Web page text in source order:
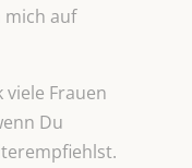
mich auf
Frauen
Du